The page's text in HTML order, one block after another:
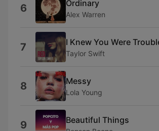
6 Ordinary
Alex Warren
7 I Knew You Were
Taylor Swift
8 Messy
Lola Young
9 Beautiful Things